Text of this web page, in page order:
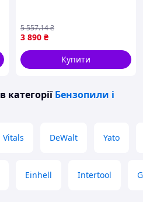
дачі, ланцюгова, садова
3 890 ₴
5 557.14₴
Купити
в категорії Бензопили і
Vitals DeWalt Yato
Einhell Intertool